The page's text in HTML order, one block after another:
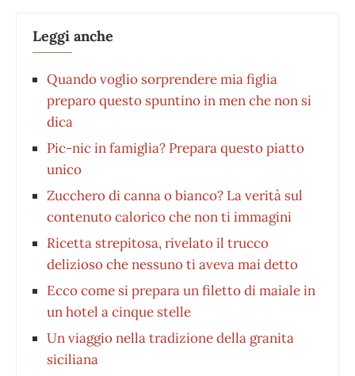
Leggi anche
Quando voglio sorprendere mia figlia
preparo questo spuntino in men che non si
dica
Pic-nic in famiglia? Prepara questo piatto
unico
Zucchero di canna o bianco? La verità sul
contenuto calorico che non ti immagini
Ricetta strepitosa, rivelato il trucco
delizioso che nessuno ti aveva mai detto
Ecco come si prepara un filetto di maiale in
un hotel a cinque stelle
Un viaggio nella tradizione della granita
siciliana